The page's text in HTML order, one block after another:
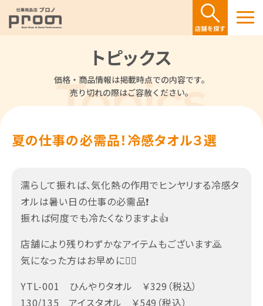
トピックス
価格・商品情報は掲載時点での内容です。
売り切れの際はご容赦ください。
夏の仕事の必需品！冷感タオル３選
濡らして振れば、気化熱の作用でヒンヤリする冷感タ
オルは暑い日の仕事の必需品❗️
振れば何度でも冷たくなりますよ👍
店舗により残りわずかなアイテムもございます🙇
気になった方はお早めに🏃‍♂️
YTL-001 ひんやりタオル ￥329（税込）
130/135 アイスタオル ￥549（税込）